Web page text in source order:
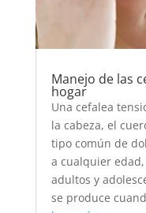
Manejo de las
hogar
Una cefalea
la cabeza, el
tipo común de
a cualquier
adultos y
se produce